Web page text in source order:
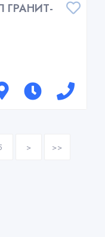
ГРАНИТ-
> >>